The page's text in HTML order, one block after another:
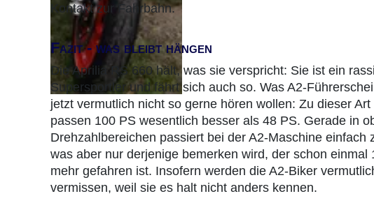
Kontakt zur Fahrbahn.
Fazit - was bleibt hängen
Die Aprilia RS 660 hält, was sie verspricht: Sie ist ein
Supersportler und fährt sich auch so. Was A2-
jetzt vermutlich nicht so gerne hören wollen: Zu dieser
passen 100 PS wesentlich besser als 48 PS. Gerade in
Drehzahlbereichen passiert bei der A2-Maschine einfach
was aber nur derjenige bemerken wird, der schon einmal
mehr gefahren ist. Insofern werden die A2-Biker
vermissen, weil sie es halt nicht anders kennen.